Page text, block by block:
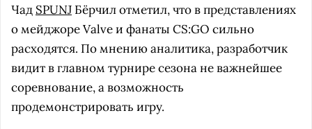
Чад SPUNJ Бёрчил отметил, что в представлениях
о мейджоре Valve и фанаты CS:GO сильно
расходятся. По мнению аналитика, разработчик
видит в главном турнире сезона не важнейшее
соревнование, а возможность
продемонстрировать игру.